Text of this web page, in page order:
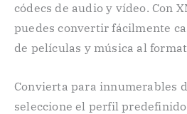
códecs de audio y vídeo. Con
puedes convertir fácilmente
de películas y música al
Convierta para innumerables
seleccione el perfil predefinido